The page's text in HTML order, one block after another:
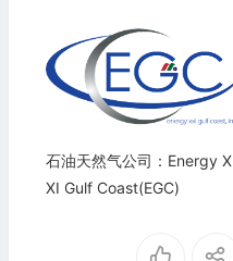
石油天然气公司：Energy X
XI Gulf Coast(EGC)